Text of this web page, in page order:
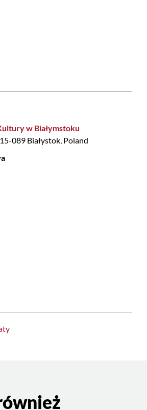
w Białymstoku
089 Białystok, Poland